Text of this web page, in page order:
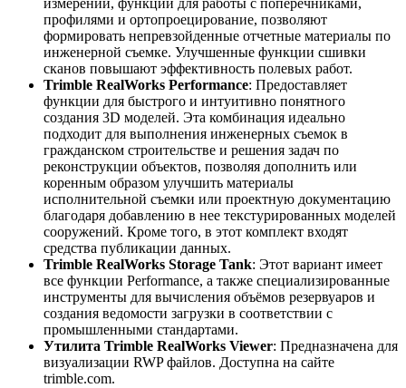
измерений, функции для работы с поперечниками,
профилями и ортопроецирование, позволяют
формировать непревзойденные отчетные материалы по
инженерной съемке. Улучшенные функции сшивки
сканов повышают эффективность полевых работ.
Trimble RealWorks Performance: Предоставляет
функции для быстрого и интуитивно понятного
создания 3D моделей. Эта комбинация идеально
подходит для выполнения инженерных съемок в
гражданском строительстве и решения задач по
реконструкции объектов, позволяя дополнить или
коренным образом улучшить материалы
исполнительной съемки или проектную документацию
благодаря добавлению в нее текстурированных моделей
сооружений. Кроме того, в этот комплект входят
средства публикации данных.
Trimble RealWorks Storage Tank: Этот вариант имеет
все функции Performance, а также специализированные
инструменты для вычисления объёмов резервуаров и
создания ведомости загрузки в соответствии с
промышленными стандартами.
Утилита Trimble RealWorks Viewer: Предназначена для
визуализации RWP файлов. Доступна на сайте
trimble.com.